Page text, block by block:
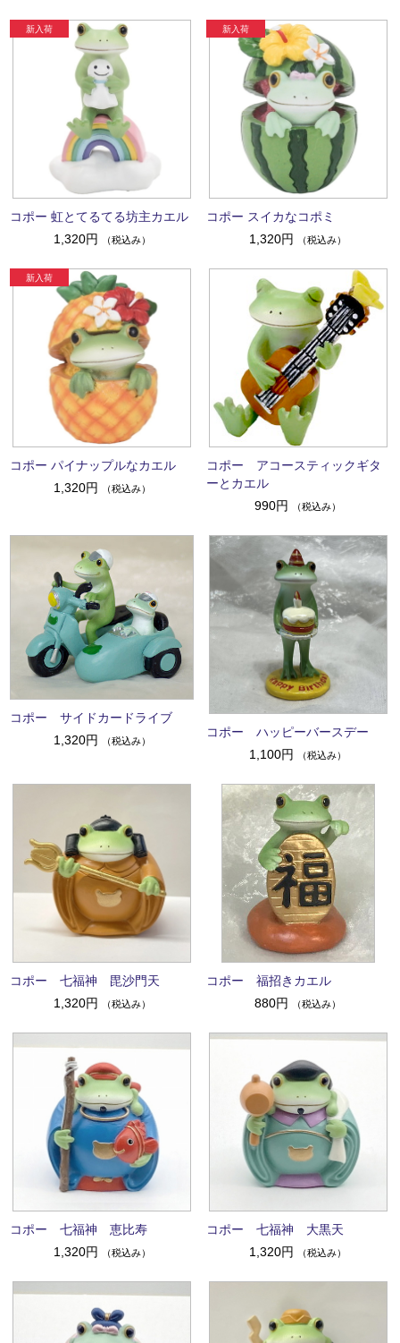
コポー 虹とてるてる坊主カエル
1,320円
（税込み）
コポー スイカなコポミ
1,320円
（税込み）
コポー パイナップルなカエル
1,320円
（税込み）
コポー アコースティックギタ
ーとカエル
990円
（税込み）
コポー サイドカードライブ
1,320円
（税込み）
コポー ハッピーバースデー
1,100円
（税込み）
コポー 七福神 毘沙門天
1,320円
（税込み）
コポー 福招きカエル
880円
（税込み）
コポー 七福神 恵比寿
1,320円
（税込み）
コポー 七福神 大黒天
1,320円
（税込み）